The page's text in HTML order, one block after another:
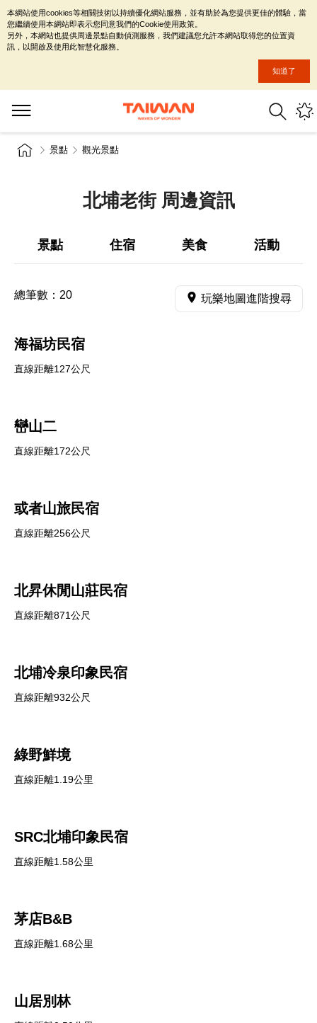
景點 觀光景點
北埔老街 周邊資訊
景點 住宿 美食 活動
總筆數： 20 玩樂地圖進階搜尋
海福坊民宿
直線距離127公尺
巒山二
直線距離172公尺
或者山旅民宿
直線距離256公尺
北昇休閒山莊民宿
直線距離871公尺
北埔冷泉印象民宿
直線距離932公尺
綠野鮮境
直線距離1.19公里
SRC北埔印象民宿
直線距離1.58公里
茅店B&B
直線距離1.68公里
山居別林
本網站使用cookies等相關技術以持續優化網站服務，並有助於為您提供更佳的體驗，當
您繼續使用本網站即表示您同意我們的Cookie使用政策。
另外，本網站也提供周邊景點自動偵測服務，我們建議您允許本網站取得您的位置資
訊，以開啟及使用此智慧化服務。
知道了